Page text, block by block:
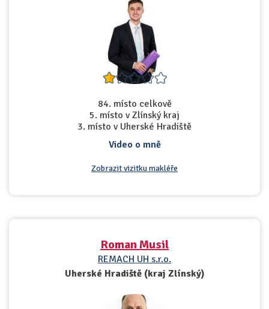
84. místo celkově
5. místo v Zlínský kraj
3. místo v Uherské Hradiště
Video o mně
Zobrazit vizitku makléře
Roman Musil
REMACH UH s.r.o.
Uherské Hradiště (kraj Zlínský)